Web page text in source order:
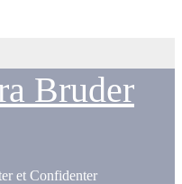
Bruder
et Confidenter